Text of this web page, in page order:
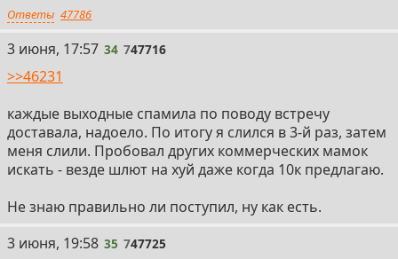
Ответы 47786
34
3 июня, 17:57 34 747716
>>46231
каждые выходные спамила по поводу встречу
доставала, надоело. По итогу я слился в 3-й раз, затем
меня слили. Пробовал других коммерческих мамок
искать - везде шлют на хуй даже когда 10к предлагаю.
Не знаю правильно ли поступил, ну как есть.
35
3 июня, 19:58 35 747725